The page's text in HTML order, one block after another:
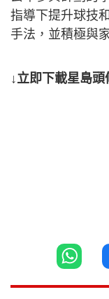
指導下提升球技
手法，並積極與
↓立即下載星島頭